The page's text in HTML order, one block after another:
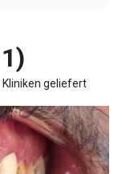
Kliniken geliefert